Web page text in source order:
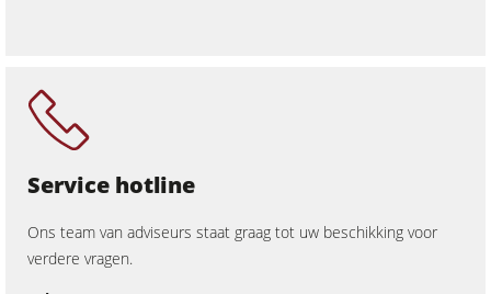
Service hotline
Ons team van adviseurs staat graag tot uw beschikking voor
verdere vragen.